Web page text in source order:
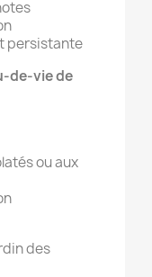
persistante
de-vie de
ou aux
des